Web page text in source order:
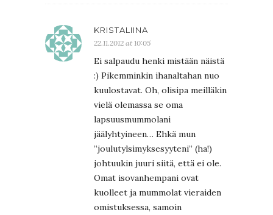
KRISTALIINA
22.11.2012 at 10:05
Ei salpaudu henki mistään näistä
:) Pikemminkin ihanaltahan nuo
kuulostavat. Oh, olisipa meilläkin
vielä olemassa se oma
lapsuusmummolani
jäälyhtyineen… Ehkä mun
”joulutylsimyksesyyteni” (ha!)
johtuukin juuri siitä, että ei ole.
Omat isovanhempani ovat
kuolleet ja mummolat vieraiden
omistuksessa, samoin